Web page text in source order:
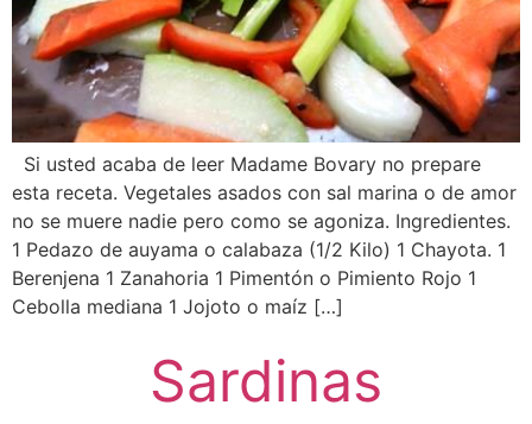
Si usted acaba de leer Madame Bovary no prepare
esta receta. Vegetales asados con sal marina o de amor
no se muere nadie pero como se agoniza. Ingredientes.
1 Pedazo de auyama o calabaza (1/2 Kilo) 1 Chayota. 1
Berenjena 1 Zanahoria 1 Pimentón o Pimiento Rojo 1
Cebolla mediana 1 Jojoto o maíz […]
Sardinas